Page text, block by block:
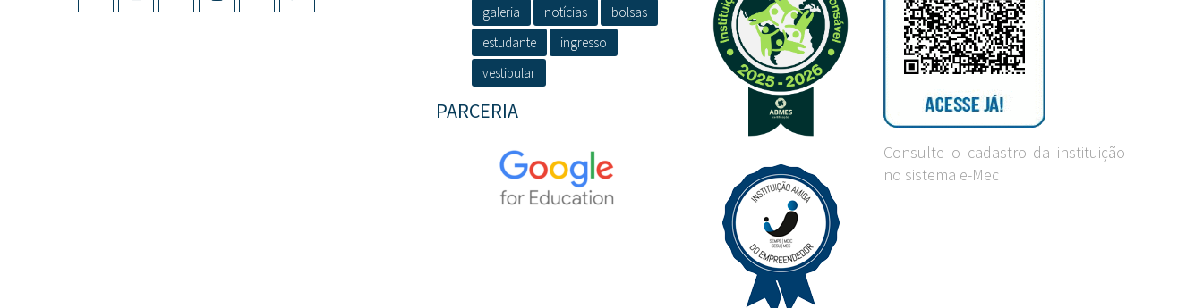
galeria
notícias
bolsas
estudante
ingresso
vestibular
PARCERIA
Consulte o cadastro da instituição
no sistema e-Mec